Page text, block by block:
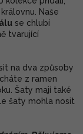
Naše
se chlubí
tvarující
na dva způsoby
z ramen
Šaty mají také
šaty mohla nosit